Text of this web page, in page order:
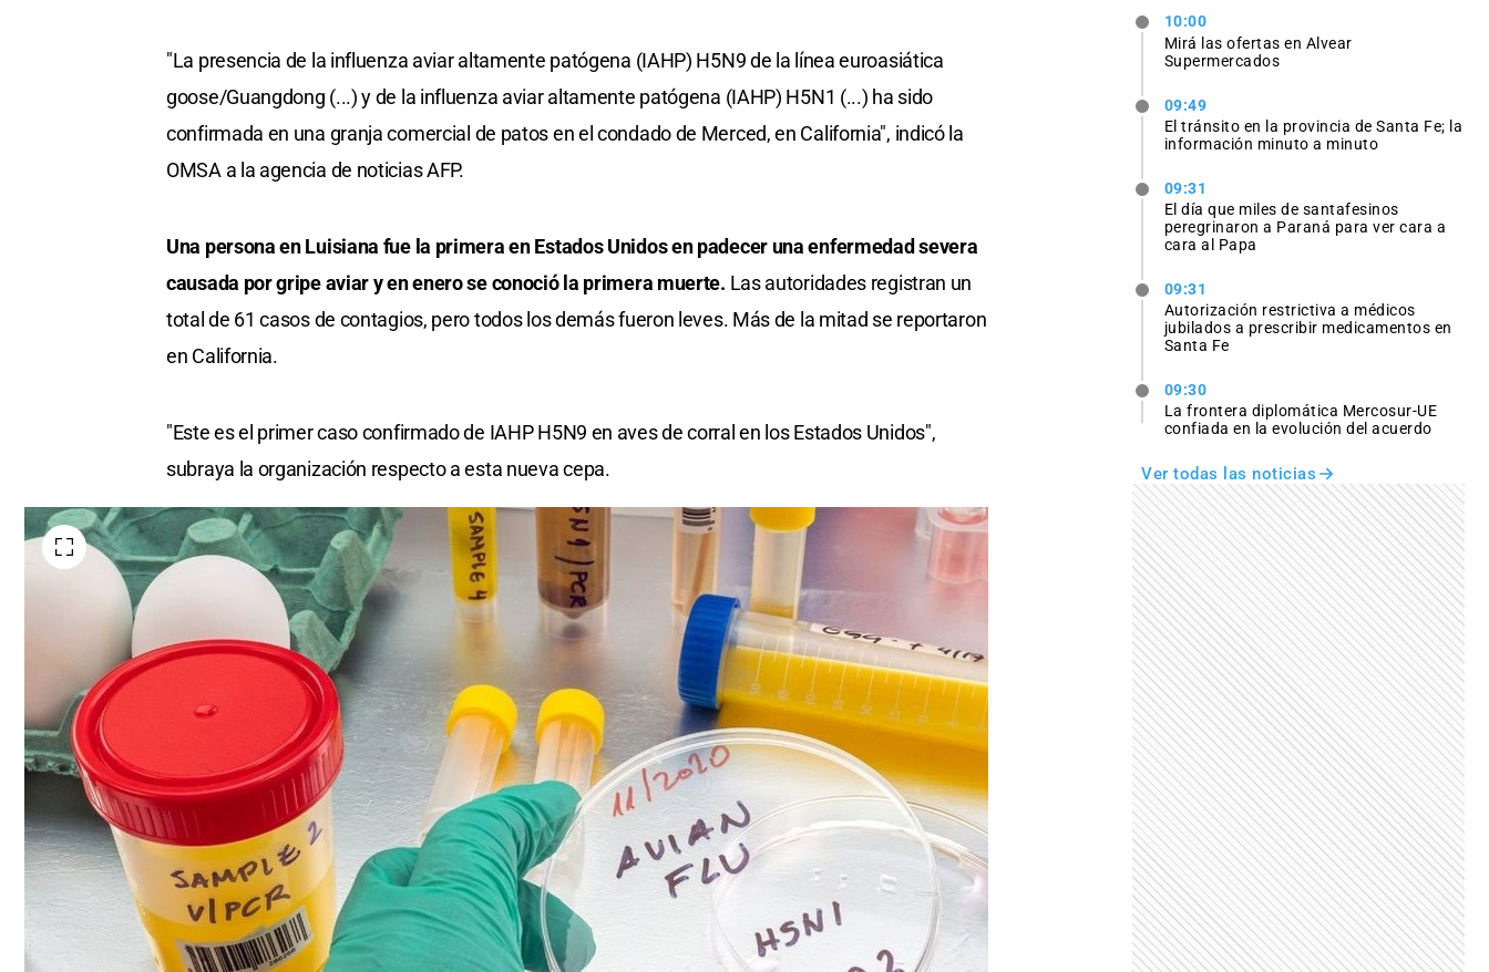
"La presencia de la influenza aviar altamente patógena (IAHP) H5N9 de la línea euroasiática
goose/Guangdong (...) y de la influenza aviar altamente patógena (IAHP) H5N1 (...) ha sido
confirmada en una granja comercial de patos en el condado de Merced, en California", indicó la
OMSA a la agencia de noticias AFP.
Una persona en Luisiana fue la primera en Estados Unidos en padecer una enfermedad severa
causada por gripe aviar y en enero se conoció la primera muerte. Las autoridades registran un
total de 61 casos de contagios, pero todos los demás fueron leves. Más de la mitad se reportaron
en California.
"Este es el primer caso confirmado de IAHP H5N9 en aves de corral en los Estados Unidos",
subraya la organización respecto a esta nueva cepa.
10:00
Mirá las ofertas en Alvear
Supermercados
09:49
El tránsito en la provincia de Santa Fe; la
información minuto a minuto
09:31
El día que miles de santafesinos
peregrinaron a Paraná para ver cara a
cara al Papa
09:31
Autorización restrictiva a médicos
jubilados a prescribir medicamentos en
Santa Fe
09:30
La frontera diplomática Mercosur-UE
confiada en la evolución del acuerdo
Ver todas las noticias